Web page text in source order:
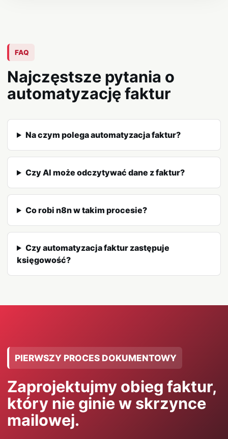
FAQ
Najczęstsze pytania o
automatyzację faktur
Na czym polega automatyzacja faktur?
Czy AI może odczytywać dane z faktur?
Co robi n8n w takim procesie?
Czy automatyzacja faktur zastępuje
księgowość?
PIERWSZY PROCES DOKUMENTOWY
Zaprojektujmy obieg faktur,
który nie ginie w skrzynce
mailowej.